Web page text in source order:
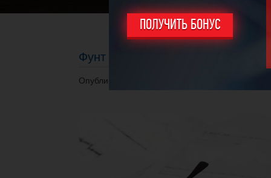
ПОЛУЧИТЬ БОНУС
Фунт штурмует 28-ю фигуру
Опубликовано 16.10.2019 в 12:59.